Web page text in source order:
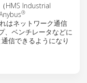
HMS Industrial
®
はネットワーク通信
、ベンチレータなどに
信できるようになり